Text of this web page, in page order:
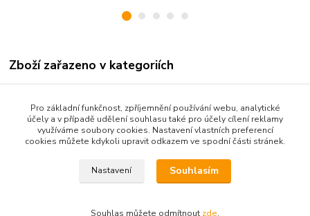
Zboží zařazeno v kategoriích
Kojenecké oblečení 68-92
Dětské kalhoty
Pro základní funkčnost, zpříjemnění používání webu, analytické
účely a v případě udělení souhlasu také pro účely cílení reklamy
využíváme soubory cookies. Nastavení vlastních preferencí
cookies můžete kdykoli upravit odkazem ve spodní části stránek.
Nastavení Souhlasím
Souhlas můžete odmítnout zde.